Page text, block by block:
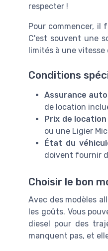
respecter !
Pour commencer, il
C'est souvent une
limités à une
Conditions
Assurance auto
de location
Prix de location
ou une Ligier
État du
doivent fournir
Choisir le bon
Avec des modèles
les goûts. Vous
diesel pour des
manquent pas, et